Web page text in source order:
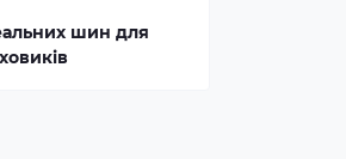
шин для